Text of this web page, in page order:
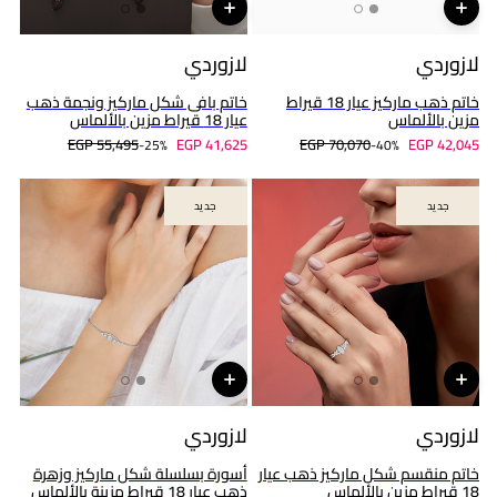
لازوردي
خاتم ذهب ماركيز عيار 18 قيراط
مزين بالألماس
EGP 70,070 40%- EGP 42,045
لازوردي
خاتم بافى شكل ماركيز ونجمة ذهب
عيار 18 قيراط مزين بالألماس
EGP 55,495 25%- EGP 41,625
جديد
جديد
لازوردي
خاتم منقسم شكل ماركيز ذهب عيار
جديد
جديد
لازوردي
أسورة بسلسلة شكل ماركيز وزهرة